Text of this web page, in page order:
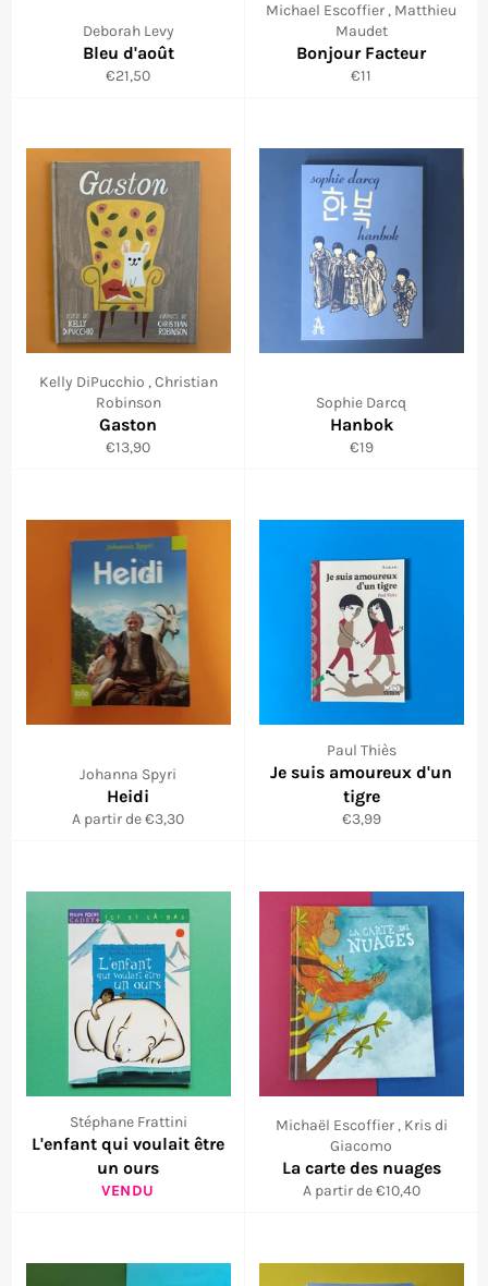
Deborah Levy
Bleu d'août
Prix
€21,50
Michael Escoffier , Matthieu
Maudet
Bonjour Facteur
Prix
€11
Kelly DiPucchio , Christian
Robinson
Gaston
Prix
€13,90
Sophie Darcq
Hanbok
Prix
€19
Johanna Spyri
Heidi
A partir de €3,30
Paul Thiès
Je suis amoureux d'un
tigre
Prix
€3,99
Stéphane Frattini
L'enfant qui voulait être
un ours
VENDU
Michaël Escoffier , Kris di
Giacomo
La carte des nuages
A partir de €10,40